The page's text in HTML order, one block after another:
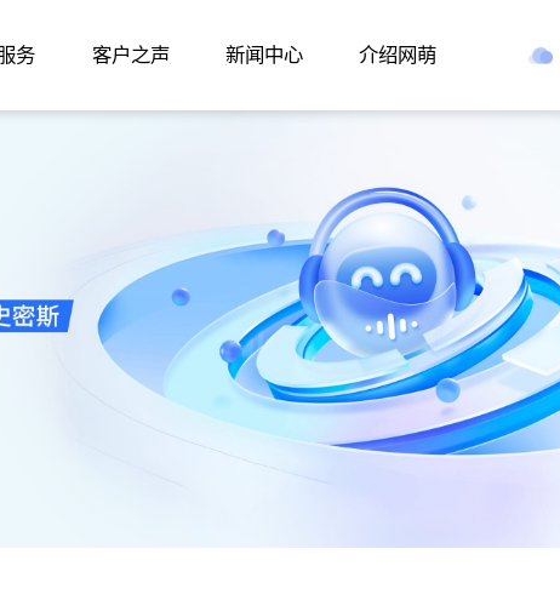
务 客户之声 新闻中心 介绍网萌